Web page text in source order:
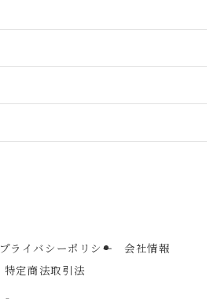
プライバシーポリシー
会社情報
特定商法取引法